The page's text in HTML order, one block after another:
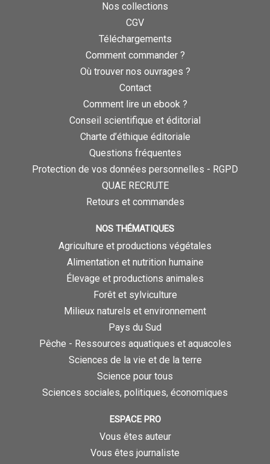
Nos collections
CGV
Téléchargements
Comment commander ?
Où trouver nos ouvrages ?
Contact
Comment lire un ebook ?
Conseil scientifique et éditorial
Charte d’éthique éditoriale
Questions fréquentes
Protection de vos données personnelles - RGPD
QUAE RECRUTE
Retours et commandes
NOS THÉMATIQUES
Agriculture et productions végétales
Alimentation et nutrition humaine
Élevage et productions animales
Forêt et sylviculture
Milieux naturels et environnement
Pays du Sud
Pêche - Ressources aquatiques et aquacoles
Sciences de la vie et de la terre
Science pour tous
Sciences sociales, politiques, économiques
ESPACE PRO
Vous êtes auteur
Vous êtes journaliste